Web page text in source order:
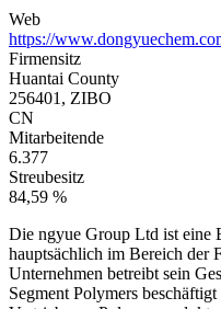
Web
https://
Firmensitz
Huantai County
256401, ZIBO
CN
Mitarbeitende
6.377
Streubesitz
84,59 %
Die ngyue Group Ltd ist eine
hauptsächlich im Bereich der
Unternehmen betreibt sein
Segment Polymers